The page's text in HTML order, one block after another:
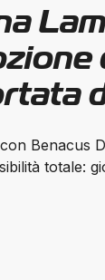
Benacus
totale: